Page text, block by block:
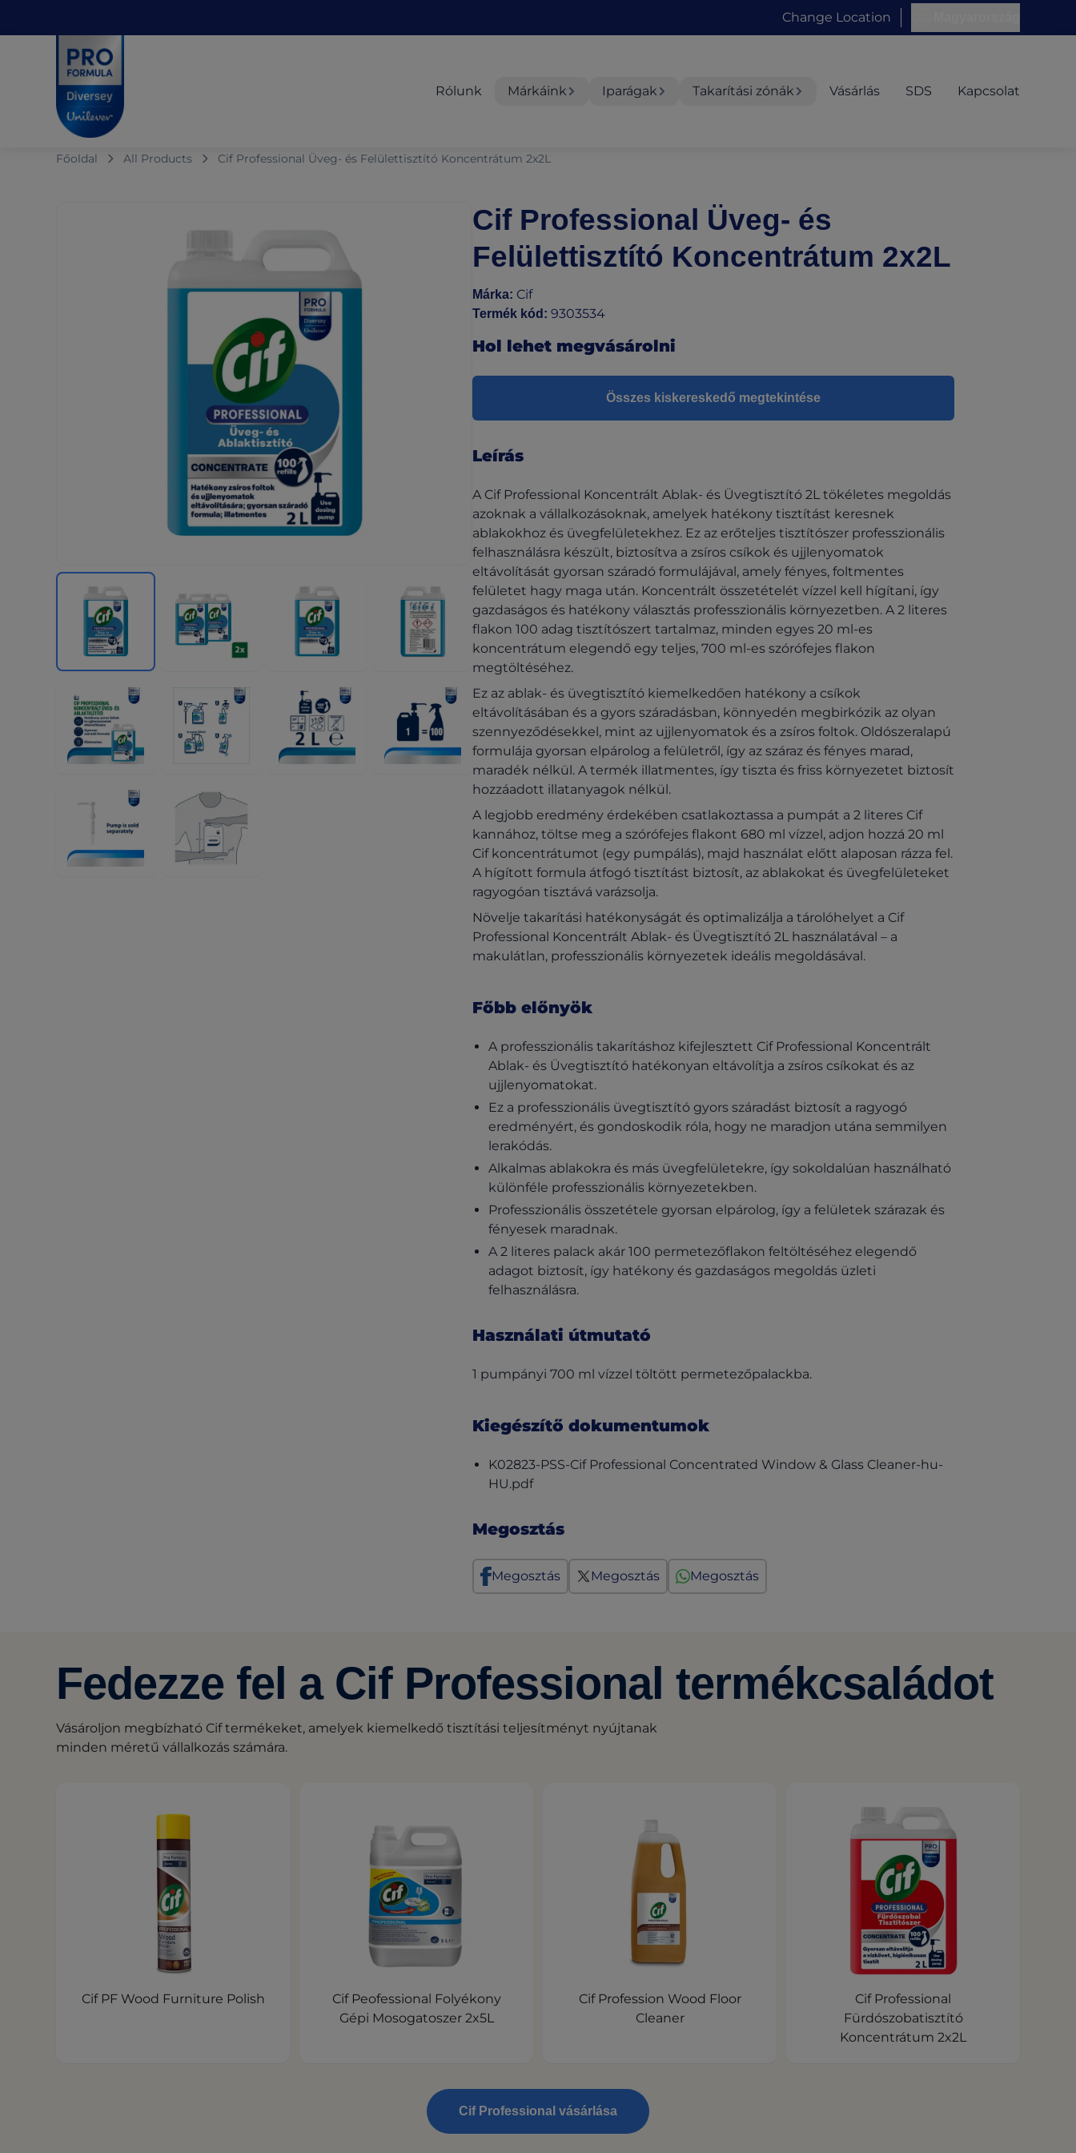
Change Location
Rólunk Márkáink Iparágak Takarítási zónák Vásárlás SDS Kapcsolat
Főoldal All Products Cif Professional Üveg- és Felülettisztító Koncentrátum 2x2L
Cif Professional Üveg- és
Felülettisztító Koncentrátum 2x2L
Márka: Cif
Termék kód : 9303534
Hol lehet megvásárolni
Összes kiskereskedő megtekintése
Leírás
A Cif Professional Koncentrált Ablak- és Üvegtisztító 2L tökéletes megoldás
azoknak a vállalkozásoknak, amelyek hatékony tisztítást keresnek
ablakokhoz és üvegfelületekhez. Ez az erőteljes tisztítószer professzionális
felhasználásra készült, biztosítva a zsíros csíkok és ujjlenyomatok
eltávolítását gyorsan száradó formulájával, amely fényes, foltmentes
felületet hagy maga után. Koncentrált összetételét vízzel kell hígítani, így
gazdaságos és hatékony választás professzionális környezetben. A 2 literes
flakon 100 adag tisztítószert tartalmaz, minden egyes 20 ml-es
koncentrátum elegendő egy teljes, 700 ml-es szórófejes flakon
megtöltéséhez.
Ez az ablak- és üvegtisztító kiemelkedően hatékony a csíkok
eltávolításában és a gyors száradásban, könnyedén megbirkózik az olyan
szennyeződésekkel, mint az ujjlenyomatok és a zsíros foltok. Oldószeralapú
formulája gyorsan elpárolog a felületről, így az száraz és fényes marad,
maradék nélkül. A termék illatmentes, így tiszta és friss környezetet biztosít
hozzáadott illatanyagok nélkül.
A legjobb eredmény érdekében csatlakoztassa a pumpát a 2 literes Cif
kannához, töltse meg a szórófejes flakont 680 ml vízzel, adjon hozzá 20 ml
Cif koncentrátumot (egy pumpálás), majd használat előtt alaposan rázza fel.
A hígított formula átfogó tisztítást biztosít, az ablakokat és üvegfelületeket
ragyogóan tisztává varázsolja.
Növelje takarítási hatékonyságát és optimalizálja a tárolóhelyet a Cif
Professional Koncentrált Ablak- és Üvegtisztító 2L használatával – a
makulátlan, professzionális környezetek ideális megoldásával.
Főbb előnyök
A professzionális takarításhoz kifejlesztett Cif Professional Koncentrált
Ablak- és Üvegtisztító hatékonyan eltávolítja a zsíros csíkokat és az
ujjlenyomatokat.
Ez a professzionális üvegtisztító gyors száradást biztosít a ragyogó
eredményért, és gondoskodik róla, hogy ne maradjon utána semmilyen
lerakódás.
Alkalmas ablakokra és más üvegfelületekre, így sokoldalúan használható
különféle professzionális környezetekben.
Professzionális összetétele gyorsan elpárolog, így a felületek szárazak és
fényesek maradnak.
A 2 literes palack akár 100 permetezőflakon feltöltéséhez elegendő
adagot biztosít, így hatékony és gazdaságos megoldás üzleti
felhasználásra.
Használati útmutató
1 pumpányi 700 ml vízzel töltött permetezőpalackba.
Kiegészítő dokumentumok
K02823-PSS-Cif Professional Concentrated Window & Glass Cleaner-hu-
HU.pdf(opens in a new tab)
Megosztás
Megosztás Megosztás Megosztás
Fedezze fel a Cif Professional termékcsaládot
Vásároljon megbízható Cif termékeket, amelyek kiemelkedő tisztítási teljesítményt nyújtanak
minden méretű vállalkozás számára.
Cif PF Wood Furniture Polish
Cif Peofessional Folyékony
Gépi Mosogatoszer 2x5L
Cif Profession Wood Floor
Cleaner
Cif Professional
Fürdószobatisztító
Koncentrátum 2x2L
Cif Professional vásárlása